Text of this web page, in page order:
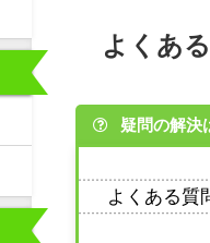
よくあ
疑問の解決
よくある質